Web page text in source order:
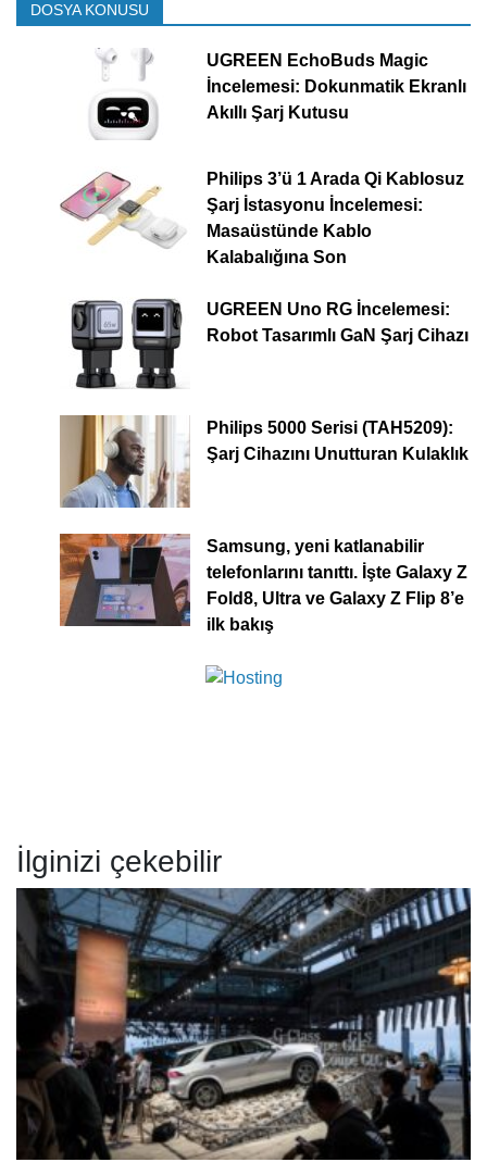
DOSYA KONUSU
UGREEN EchoBuds Magic
İncelemesi: Dokunmatik Ekranlı
Akıllı Şarj Kutusu
Philips 3’ü 1 Arada Qi Kablosuz
Şarj İstasyonu İncelemesi:
Masaüstünde Kablo
Kalabalığına Son
UGREEN Uno RG İncelemesi:
Robot Tasarımlı GaN Şarj Cihazı
Philips 5000 Serisi (TAH5209):
Şarj Cihazını Unutturan Kulaklık
Samsung, yeni katlanabilir
telefonlarını tanıttı. İşte Galaxy Z
Fold8, Ultra ve Galaxy Z Flip 8’e
ilk bakış
İlginizi çekebilir